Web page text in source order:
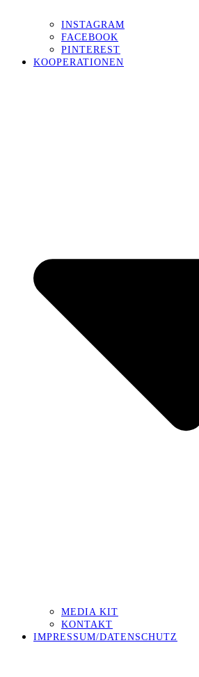
INSTAGRAM
FACEBOOK
PINTEREST
KOOPERATIONEN
MEDIA KIT
KONTAKT
IMPRESSUM/DATENSCHUTZ